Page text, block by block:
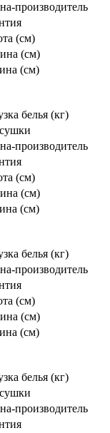
производитель
(см)
(см)
(см)
белья (кг)
производитель
(см)
(см)
(см)
белья (кг)
производитель
(см)
(см)
(см)
белья (кг)
производитель